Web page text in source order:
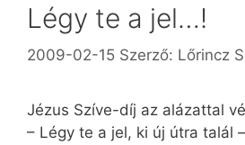
Légy te a jel…!
2009-02-15 Szerző: Lőrincz
Jézus Szíve-díj az alázattal
– Légy te a jel, ki új útra talál